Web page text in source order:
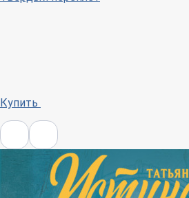
Купить